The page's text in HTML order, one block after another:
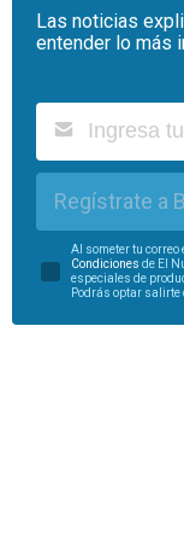
Las noticias
entender lo más
Regístrate a
Al someter tu correo
Condiciones de El
especiales de
Podrás optar salirte